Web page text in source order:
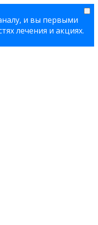
и вы первыми
лечения и акциях.